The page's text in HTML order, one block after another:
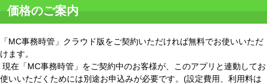
価格のご案内
「MC事務時管」クラウド版をご契約いただければ無料でお使いいただ
けます。
現在「MC事務時管」をご契約中のお客様が、このアプリと連動してお
使いいただくためには別途お申込みが必要です。(設定費用、利用料は